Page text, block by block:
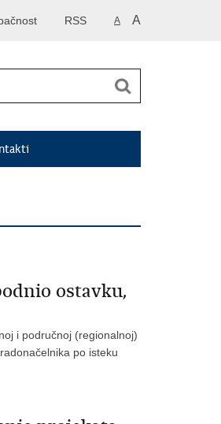
A A
RSS
ostavku,
i područnoj (regionalnoj)
po isteku